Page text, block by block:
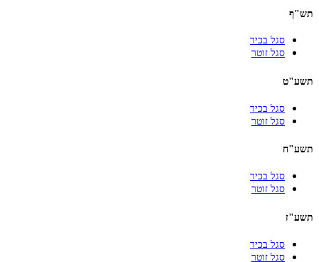
תש"ף
סגל בכיר
סגל זוטר
תשע"ט
סגל בכיר
סגל זוטר
תשע"ח
סגל בכיר
סגל זוטר
תשע"ז
סגל בכיר
סגל זוטר